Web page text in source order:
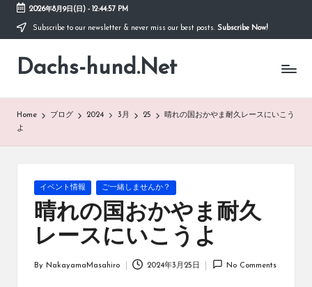
Skip
content
2026年8月9日(日)- 12:44:57 PM
Subscribe to our newsletter & never miss our best posts. Subscribe Now!
Dachs-hund.Net
Home ブログ 2024 3月 25
晴れの国おかやま耐久レースにいこう
よ
Posted
in
イベント情報 ご一緒しませんか？
晴れの国おかやま耐久
レースにいこうよ
By NakayamaMasahiro 2024年3月25日 No Comments